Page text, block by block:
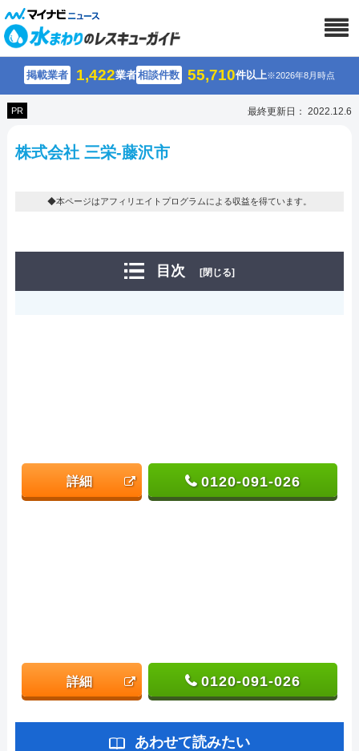
掲載業者 1,422業者相談件数 55,710件以上※2026年8月時点
PR 最終更新日： 2022.12.6
株式会社 三栄-藤沢市
◆本ページはアフィリエイトプログラムによる収益を得ています。
目次 [閉じる]
詳細 0120-091-026
詳細 0120-091-026
あわせて読みたい